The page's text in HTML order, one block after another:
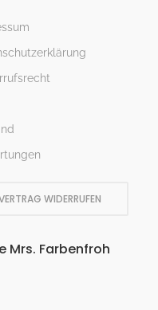
WIDERRUFEN
Mrs. Farbenfroh